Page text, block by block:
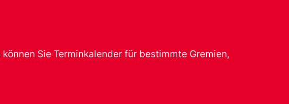
Sie Terminkalender für bestimmte Gremien,